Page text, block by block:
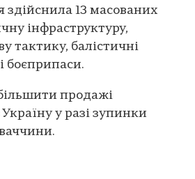
здійснила 13 масованих
інфраструктуру,
тактику, балістичні
боєприпаси.
продажі
у разі зупинки